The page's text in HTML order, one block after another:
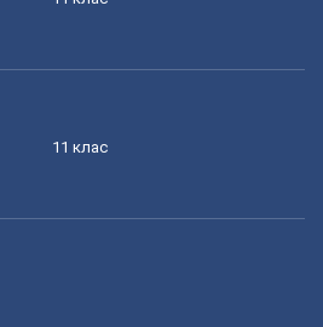
11 клас